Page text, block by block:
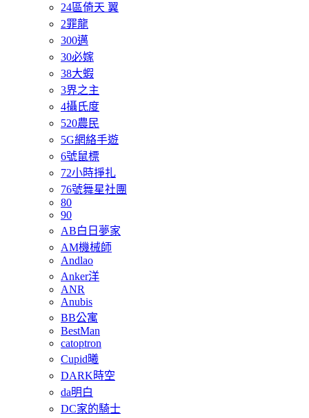
24區倚天 翼
2罪龍
300邁
30必嫁
38大蝦
3界之主
4攝氏度
520農民
5G網絡手遊
6號鼠標
72小時掙扎
76號舞星社團
80
90
AB白日夢家
AM機械師
Andlao
Anker洋
ANR
Anubis
BB公寓
BestMan
catoptron
Cupid曦
DARK時空
da明白
DC家的騎士